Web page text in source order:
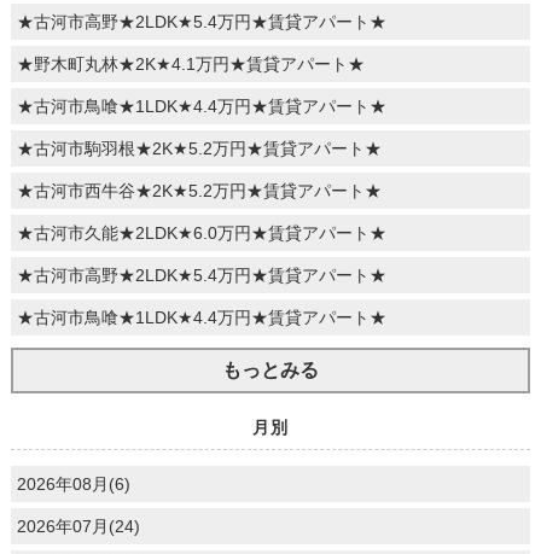
★古河市高野★2LDK★5.4万円★賃貸アパート★
★野木町丸林★2K★4.1万円★賃貸アパート★
★古河市鳥喰★1LDK★4.4万円★賃貸アパート★
★古河市駒羽根★2K★5.2万円★賃貸アパート★
★古河市西牛谷★2K★5.2万円★賃貸アパート★
★古河市久能★2LDK★6.0万円★賃貸アパート★
★古河市高野★2LDK★5.4万円★賃貸アパート★
★古河市鳥喰★1LDK★4.4万円★賃貸アパート★
もっとみる
月別
2026年08月(6)
2026年07月(24)